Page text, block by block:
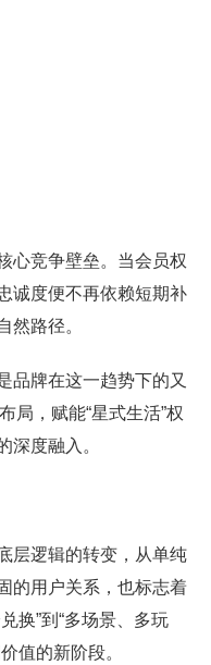
心竞争壁垒。当会员权
诚度便不再依赖短期补
然路径。
品牌在这一趋势下的又
局，赋能“星式生活”权
深度融入。
层逻辑的转变，从单纯
的用户关系，也标志着
换”到“多场景、多玩
值的新阶段。